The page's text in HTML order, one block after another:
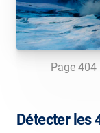
Page
Détecter les